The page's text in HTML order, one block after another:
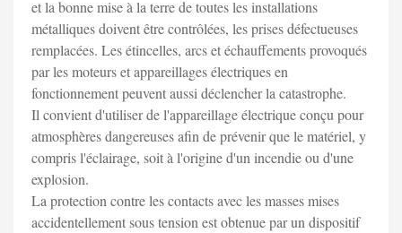
et la bonne mise à la terre de toutes les installations
métalliques doivent être contrôlées, les prises défectueuses
remplacées. Les étincelles, arcs et échauffements provoqués
par les moteurs et appareillages électriques en
fonctionnement peuvent aussi déclencher la catastrophe.
Il convient d'utiliser de l'appareillage électrique conçu pour
atmosphères dangereuses afin de prévenir que le matériel, y
compris l'éclairage, soit à l'origine d'un incendie ou d'une
explosion.
La protection contre les contacts avec les masses mises
accidentellement sous tension est obtenue par un dispositif